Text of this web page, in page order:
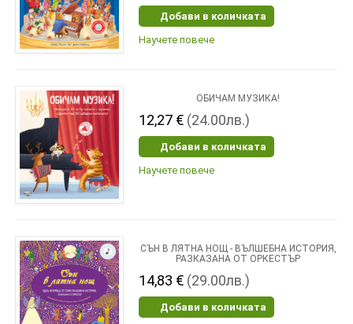
Добави в количката
Научете повече
ОБИЧАМ МУЗИКА!
12,27 € (24.00лв.)
Добави в количката
Научете повече
СЪН В ЛЯТНА НОЩ - ВЪЛШЕБНА ИСТОРИЯ,
РАЗКАЗАНА ОТ ОРКЕСТЪР
14,83 € (29.00лв.)
Добави в количката